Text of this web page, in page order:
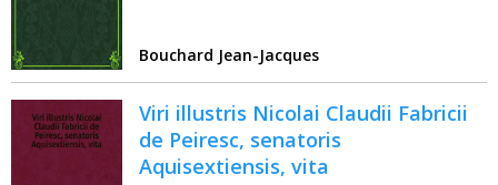
Bouchard Jean-Jacques
Viri illustris Nicolai Claudii Fabricii
de Peiresc, senatoris
Aquisextiensis, vita